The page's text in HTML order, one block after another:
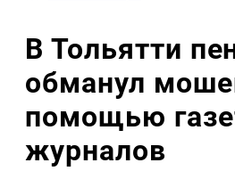
В Тольятти
обманул
помощью
журналов